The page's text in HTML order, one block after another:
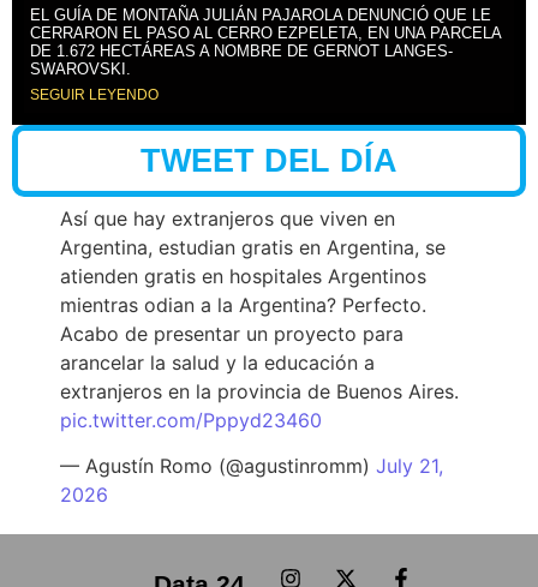
EL GUÍA DE MONTAÑA JULIÁN PAJAROLA DENUNCIÓ QUE LE
CERRARON EL PASO AL CERRO EZPELETA, EN UNA PARCELA
DE 1.672 HECTÁREAS A NOMBRE DE GERNOT LANGES-
SWAROVSKI.
SEGUIR LEYENDO
TWEET DEL DÍA
Así que hay extranjeros que viven en
Argentina, estudian gratis en Argentina, se
atienden gratis en hospitales Argentinos
mientras odian a la Argentina? Perfecto.
Acabo de presentar un proyecto para
arancelar la salud y la educación a
extranjeros en la provincia de Buenos Aires.
pic.twitter.com/Pppyd23460
— Agustín Romo (@agustinromm) July 21,
2026